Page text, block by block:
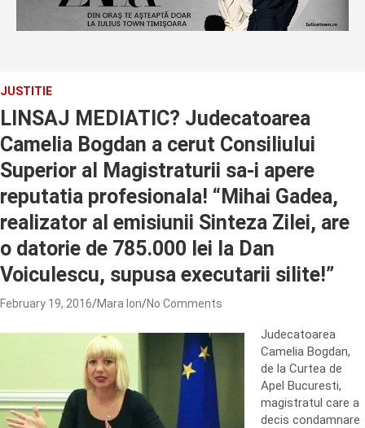
JUSTITIE
LINSAJ MEDIATIC? Judecatoarea
Camelia Bogdan a cerut Consiliului
Superior al Magistraturii sa-i apere
reputatia profesionala! “Mihai Gadea,
realizator al emisiunii Sinteza Zilei, are
o datorie de 785.000 lei la Dan
Voiculescu, supusa executarii silite!”
February 19, 2016 Mara Ion No Comments
Judecatoarea
Camelia Bogdan,
de la Curtea de
Apel Bucuresti,
magistratul care a
decis condamnare